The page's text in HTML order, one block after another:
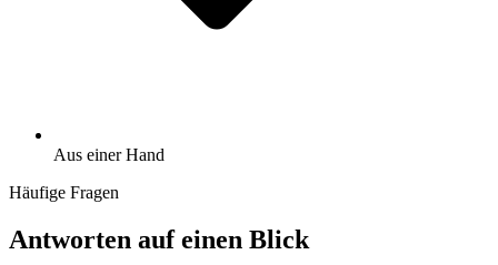
Aus einer Hand
Häufige Fragen
Antworten auf einen Blick